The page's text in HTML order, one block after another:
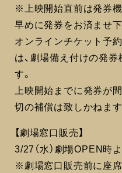
※上映開始直前は発券
早めに発券をお済ませ下
オンラインチケット予
は、劇場備え付けの発
す。
上映開始までに発券が
切の補償は致しかねま
【劇場窓口販売】
3/27（水）劇場OPEN時
※劇場窓口販売前に座